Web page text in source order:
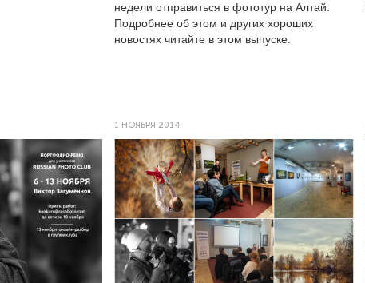
недели отправиться в фототур на Алтай.
Подробнее об этом и других хороших
новостях читайте в этом выпуске.
1 НОЯБРЯ 2014